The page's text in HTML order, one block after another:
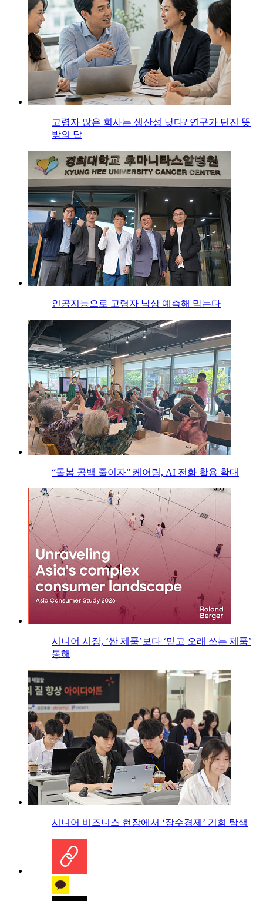
고령자 많은 회사는 생산성 낮다? 연구가 던진 뜻
밖의 답
인공지능으로 고령자 낙상 예측해 막는다
“돌봄 공백 줄이자” 케어링, AI 전화 활용 확대
시니어 시장, ‘싼 제품’보다 ‘믿고 오래 쓰는 제품’
통해
시니어 비즈니스 현장에서 ‘장수경제’ 기회 탐색